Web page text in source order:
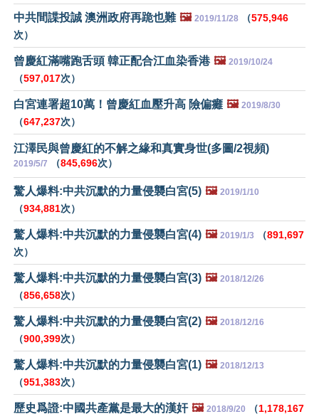
中共間諜投誠 澳洲政府再跪也難 🖼️ 2019/11/28 （575,946
次）
曾慶紅滿嘴跑舌頭 韓正配合江血染香港 🖼️ 2019/10/24
（597,017次）
白宮連署超10萬！曾慶紅血壓升高 險偏癱 🖼️ 2019/8/30
（647,237次）
江澤民與曾慶紅的不解之緣和真實身世(多圖/2視頻)
2019/5/7 （845,696次）
驚人爆料:中共沉默的力量侵襲白宮(5) 🖼️ 2019/1/10
（934,881次）
驚人爆料:中共沉默的力量侵襲白宮(4) 🖼️ 2019/1/3 （891,697
次）
驚人爆料:中共沉默的力量侵襲白宮(3) 🖼️ 2018/12/26
（856,658次）
驚人爆料:中共沉默的力量侵襲白宮(2) 🖼️ 2018/12/16
（900,399次）
驚人爆料:中共沉默的力量侵襲白宮(1) 🖼️ 2018/12/13
（951,383次）
歷史爲證:中國共產黨是最大的漢奸 🖼️ 2018/9/20 （1,178,167